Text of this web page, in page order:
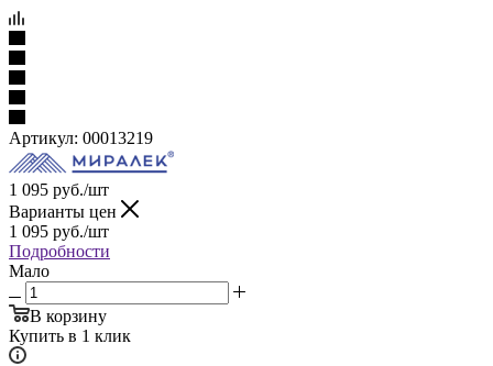
Артикул: 00013219
1 095 руб./шт
Варианты цен
1 095 руб./шт
Подробности
Мало
В корзину
Купить в 1 клик